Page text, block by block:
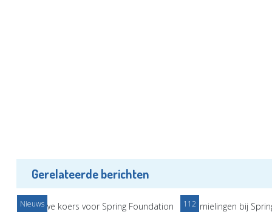
Gerelateerde berichten
Nieuws 112